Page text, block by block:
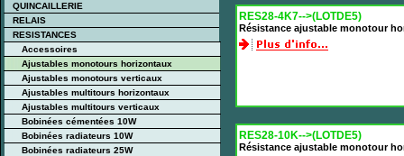
QUINCAILLERIE
RELAIS
RESISTANCES
Accessoires
Ajustables monotours horizontaux
Ajustables monotours verticaux
Ajustables multitours horizontaux
Ajustables multitours verticaux
Bobinées cémentées 10W
Bobinées radiateurs 10W
Bobinées radiateurs 25W
RES28-4K7-->(LOTDE5)
Résistance ajustable monotour
RES28-10K-->(LOTDE5)
Résistance ajustable monotour